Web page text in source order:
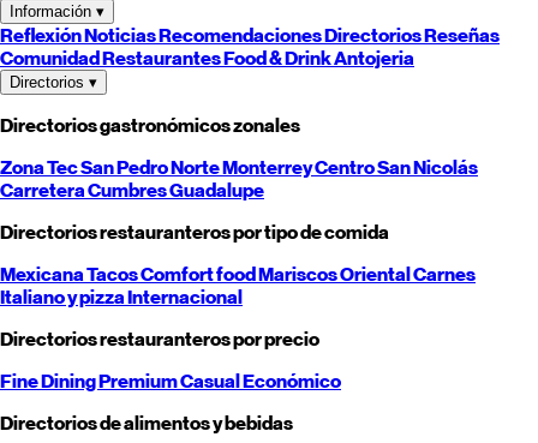
Información ▾
ReflexiónNoticiasRecomendacionesDirectoriosReseñas
ComunidadRestaurantesFood & DrinkAntojeria
Directorios ▾
Directorios gastronómicos zonales
Zona TecSan PedroNorteMonterreyCentroSan Nicolás
CarreteraCumbresGuadalupe
Directorios restauranteros por tipo de comida
MexicanaTacosComfort foodMariscosOrientalCarnes
Italiano y pizzaInternacional
Directorios restauranteros por precio
Fine DiningPremiumCasualEconómico
Directorios de alimentos y bebidas